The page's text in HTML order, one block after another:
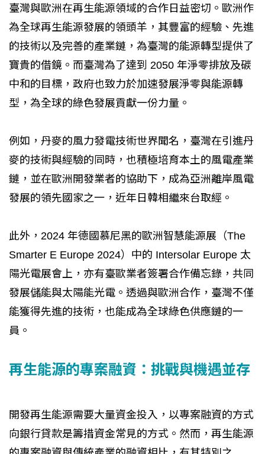
臺灣與歐洲在再生能源領域的合作日益密切。歐洲作
為全球再生能源發展的領頭羊，其豐富的經驗、先進
的技術以及完善的產業鏈，為臺灣的能源轉型提供了
寶貴的借鏡。而臺灣為了達到 2050 年淨零排放及碳
中和的目標，政府也致力於加速發展淨零與能源轉
型，為全球的綠色發展貢獻一份力量。
例如，丹麥的風力發電技術世界聞名，臺灣在引進丹
麥的技術與經驗的同時，也積極培育本土的風電產業
鏈，並在歐洲開發業者的協助下，成為亞洲離岸風電
發展的領先國家之一，近年日韓相繼來台取經。
此外，2024 年德國慕尼黑的歐洲智慧能源展（The
Smarter E Europe 2024）中的 Intersolar Europe 太
陽光電展會上，亦有臺歐業者簽署合作備忘錄，共同
發展儲能與太陽能光電。透過與歐洲合作，臺灣不僅
能獲得先進的技術，也能成為全球綠色供應鏈的一
員。
再生能源的專案融資：挑戰與機遇並存
開發再生能源需要大量資金投入，以專案融資的方式
向銀行貸款是籌措資金常見的方式。然而，再生能源